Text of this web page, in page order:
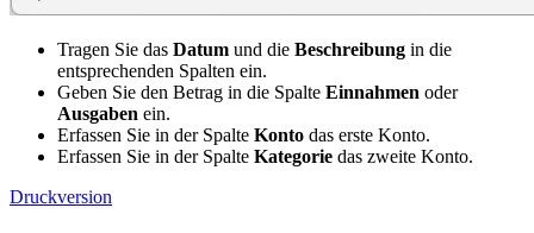
Tragen Sie das Datum und die Beschreibung in die
entsprechenden Spalten ein.
Geben Sie den Betrag in die Spalte Einnahmen oder
Ausgaben ein.
Erfassen Sie in der Spalte Konto das erste Konto.
Erfassen Sie in der Spalte Kategorie das zweite Konto.
Druckversion